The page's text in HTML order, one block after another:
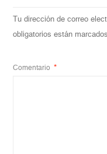
Tu dirección de correo
obligatorios están
Comentario *